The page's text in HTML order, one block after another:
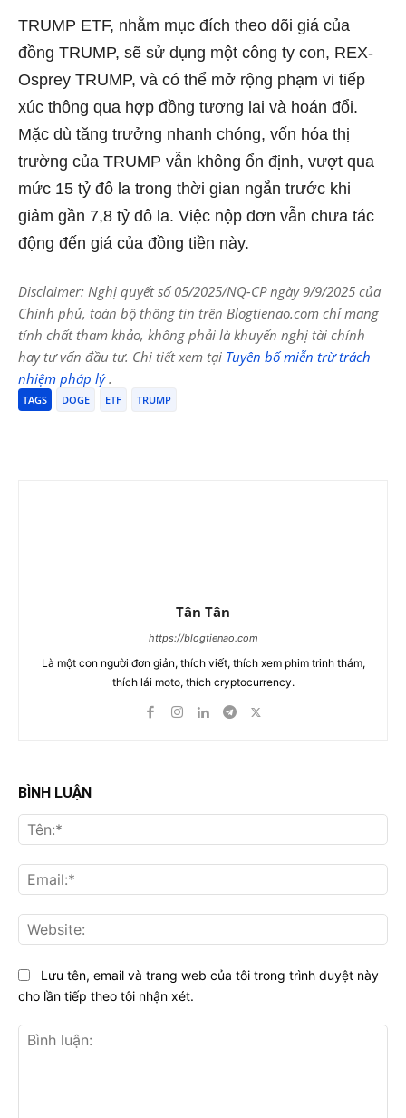
TRUMP ETF, nhằm mục đích theo dõi giá của
đồng TRUMP, sẽ sử dụng một công ty con, REX-
Osprey TRUMP, và có thể mở rộng phạm vi tiếp
xúc thông qua hợp đồng tương lai và hoán đổi.
Mặc dù tăng trưởng nhanh chóng, vốn hóa thị
trường của TRUMP vẫn không ổn định, vượt qua
mức 15 tỷ đô la trong thời gian ngắn trước khi
giảm gần 7,8 tỷ đô la. Việc nộp đơn vẫn chưa tác
động đến giá của đồng tiền này.
Disclaimer: Nghị quyết số 05/2025/NQ-CP ngày 9/9/2025 của
Chính phủ, toàn bộ thông tin trên Blogtienao.com chỉ mang
tính chất tham khảo, không phải là khuyến nghị tài chính
hay tư vấn đầu tư. Chi tiết xem tại Tuyên bố miễn trừ trách
nhiệm pháp lý.
TAGS DOGE ETF TRUMP
Tân Tân
https://blogtienao.com
Là một con người đơn giản, thích viết, thích xem phim trinh thám,
thích lái moto, thích cryptocurrency.
BÌNH LUẬN
Lưu tên, email và trang web của tôi trong trình duyệt này
cho lần tiếp theo tôi nhận xét.